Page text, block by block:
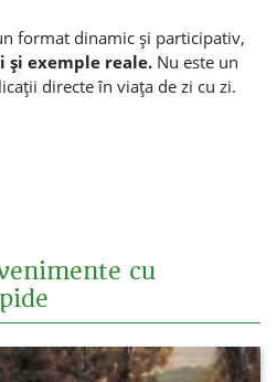
format dinamic şi participativ,
şi exemple reale. Nu este un
directe în viaţa de zi cu zi.
cu